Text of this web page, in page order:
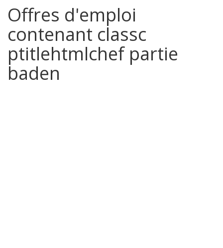
Offres d'emploi
contenant classc
ptitlehtmlchef partie
baden